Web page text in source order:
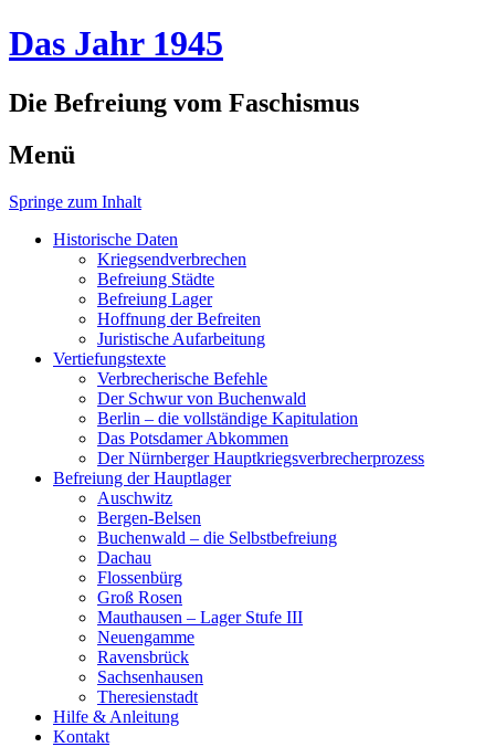
Das Jahr 1945
Die Befreiung vom Faschismus
Menü
Springe zum Inhalt
Historische Daten
Kriegsendverbrechen
Befreiung Städte
Befreiung Lager
Hoffnung der Befreiten
Juristische Aufarbeitung
Vertiefungstexte
Verbrecherische Befehle
Der Schwur von Buchenwald
Berlin – die vollständige Kapitulation
Das Potsdamer Abkommen
Der Nürnberger Hauptkriegsverbrecherprozess
Befreiung der Hauptlager
Auschwitz
Bergen-Belsen
Buchenwald – die Selbstbefreiung
Dachau
Flossenbürg
Groß Rosen
Mauthausen – Lager Stufe III
Neuengamme
Ravensbrück
Sachsenhausen
Theresienstadt
Hilfe & Anleitung
Kontakt